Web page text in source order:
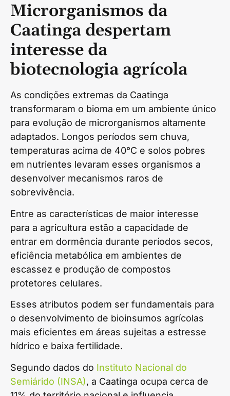
Microrganismos da
Caatinga despertam
interesse da
biotecnologia agrícola
As condições extremas da Caatinga
transformaram o bioma em um ambiente único
para evolução de microrganismos altamente
adaptados. Longos períodos sem chuva,
temperaturas acima de 40°C e solos pobres
em nutrientes levaram esses organismos a
desenvolver mecanismos raros de
sobrevivência.
Entre as características de maior interesse
para a agricultura estão a capacidade de
entrar em dormência durante períodos secos,
eficiência metabólica em ambientes de
escassez e produção de compostos
protetores celulares.
Esses atributos podem ser fundamentais para
o desenvolvimento de bioinsumos agrícolas
mais eficientes em áreas sujeitas a estresse
hídrico e baixa fertilidade.
Segundo dados do Instituto Nacional do
Semiárido (INSA), a Caatinga ocupa cerca de